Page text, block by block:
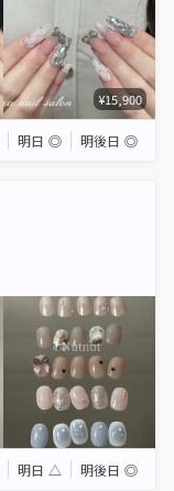
¥15,900
明日 ◎ 明後日 ◎
明日 △ 明後日 ◎